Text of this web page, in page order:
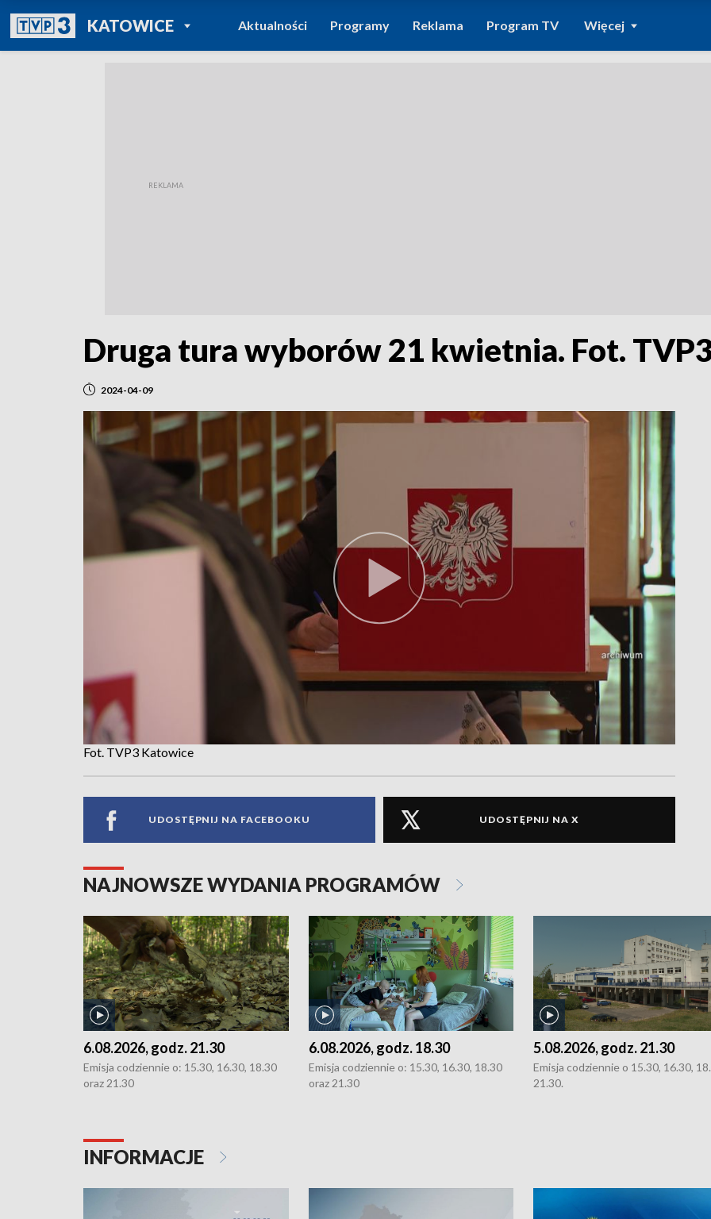
KATOWICEPOWRÓT DO
TVP REGIONY
Aktualności Programy Reklama Program TV Więcej
Druga tura wyborów 21 kwietnia. Fot.
2024-04-09
Fot. TVP3 Katowice
UDOSTĘPNIJ NA FACEBOOKU UDOSTĘPNIJ NA X
NAJNOWSZE WYDANIA PROGRAMÓW
6.08.2026, godz. 21.30
Emisja codziennie o: 15.30, 16.30, 18.30
oraz 21.30
6.08.2026, godz. 18.30
Emisja codziennie o: 15.30, 16.30, 18.30
oraz 21.30
5.08.2026, godz. 21.30
Emisja codziennie o 15.30, 16.30,
21.30.
INFORMACJE